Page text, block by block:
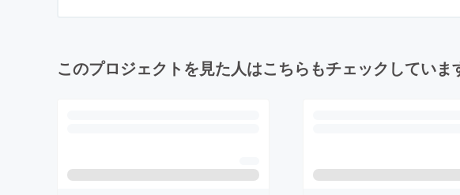
このプロジェクトを見た人はこちらもチェックしていま